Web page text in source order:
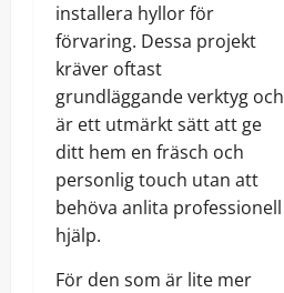
installera hyllor för
förvaring. Dessa projekt
kräver oftast
grundläggande verktyg och
är ett utmärkt sätt att ge
ditt hem en fräsch och
personlig touch utan att
behöva anlita professionell
hjälp.
För den som är lite mer